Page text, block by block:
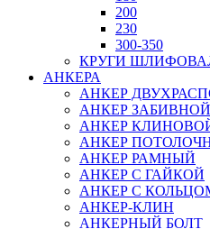
200
230
300-350
КРУГИ
АНКЕРА
АНКЕР
АНКЕР ЗАБИВНОЙ
АНКЕР
АНКЕР
АНКЕР РАМНЫЙ
АНКЕР С ГАЙКОЙ
АНКЕР С
АНКЕР-КЛИН
АНКЕРНЫЙ БОЛТ